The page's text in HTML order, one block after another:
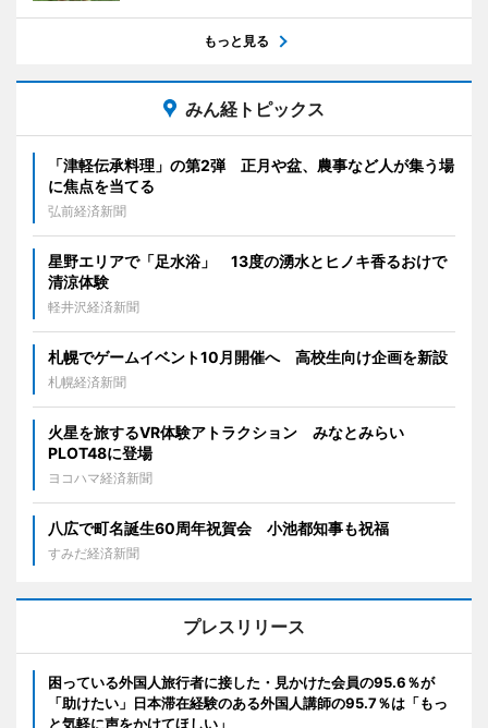
もっと見る
みん経トピックス
「津軽伝承料理」の第2弾 正月や盆、農事など人が集う場
に焦点を当てる
弘前経済新聞
星野エリアで「足水浴」 13度の湧水とヒノキ香るおけで
清涼体験
軽井沢経済新聞
札幌でゲームイベント10月開催へ 高校生向け企画を新設
札幌経済新聞
火星を旅するVR体験アトラクション みなとみらい
PLOT48に登場
ヨコハマ経済新聞
八広で町名誕生60周年祝賀会 小池都知事も祝福
すみだ経済新聞
プレスリリース
困っている外国人旅行者に接した・見かけた会員の95.6％が
「助けたい」日本滞在経験のある外国人講師の95.7％は「もっ
と気軽に声をかけてほしい」